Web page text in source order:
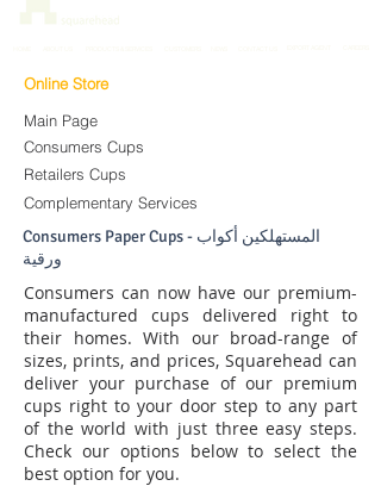
Online Store
Main Page
Consumers Cups
Retailers Cups
Complementary Services
Consumers Paper Cups - المستهلكين أكواب
ورقية
Consumers can now have our premium-
manufactured cups delivered right to
their homes. With our broad-range of
sizes, prints, and prices, Squarehead can
deliver your purchase of our premium
cups right to your door step to any part
of the world with just three easy steps.
Check our options below to select the
best option for you.